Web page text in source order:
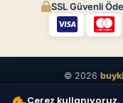
SSL Güvenli
© 2026
Çerez kullanıyoruz.